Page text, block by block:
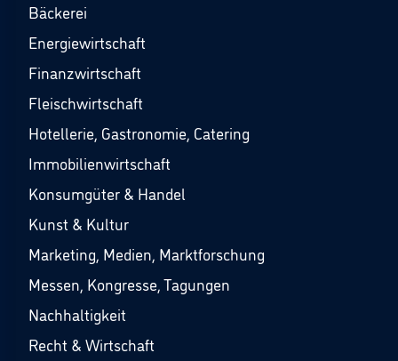
Bäckerei
Energiewirtschaft
Finanzwirtschaft
Fleischwirtschaft
Hotellerie, Gastronomie, Catering
Immobilienwirtschaft
Konsumgüter & Handel
Kunst & Kultur
Marketing, Medien, Marktforschung
Messen, Kongresse, Tagungen
Nachhaltigkeit
Recht & Wirtschaft